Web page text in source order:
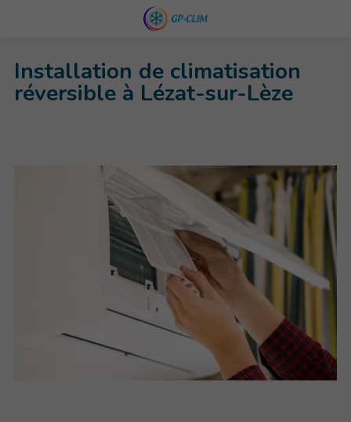
Installation de climatisation
réversible à Lézat-sur-Lèze